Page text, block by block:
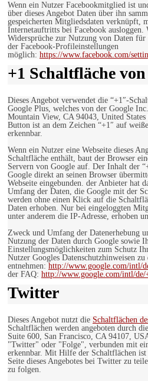
Wenn ein Nutzer Facebookmitglied ist
über dieses Angebot Daten über ihn
gespeicherten Mitgliedsdaten verknüpft,
Internetauftritts bei Facebook ausloggen.
Widersprüche zur Nutzung von Daten
der Facebook-Profileinstellungen
möglich: https://www.facebook.com/
+1 Schaltfläche
Dieses Angebot verwendet die “+1″-
Google Plus, welches von der Google
Mountain View, CA 94043, United
Button ist an dem Zeichen “+1″ auf
erkennbar.
Wenn ein Nutzer eine Webseite dieses
Schaltfläche enthält, baut der Browser
Servern von Google auf. Der Inhalt der
Google direkt an seinen Browser
Webseite eingebunden. der Anbieter hat
Umfang der Daten, die Google mit der
werden ohne einen Klick auf die
Daten erhoben. Nur bei eingeloggten
unter anderem die IP-Adresse, erhoben
Zweck und Umfang der Datenerhebung
Nutzung der Daten durch Google sowie
Einstellungsmöglichkeiten zum Schutz
Nutzer Googles Datenschutzhinweisen
entnehmen: http://www.google.com/intl/
der FAQ: http://www.google.com/intl/de/
Twitter
Dieses Angebot nutzt die Schaltflächen
Schaltflächen werden angeboten durch
Suite 600, San Francisco, CA 94107,
"Twitter" oder "Folge", verbunden mit
erkennbar. Mit Hilfe der Schaltflächen
Seite dieses Angebotes bei Twitter zu
zu folgen.